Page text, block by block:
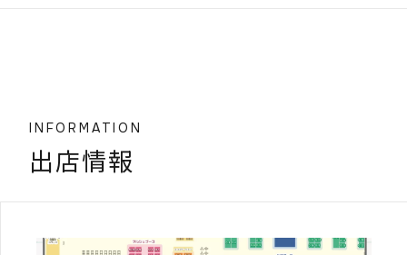
INFORMATION
出店情報